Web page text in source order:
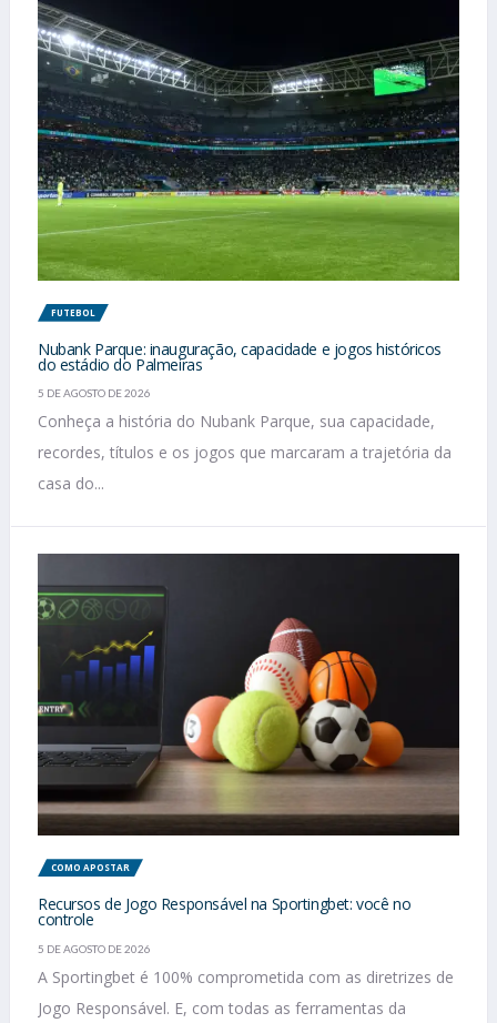
FUTEBOL
Nubank Parque: inauguração, capacidade e jogos históricos
do estádio do Palmeiras
5 DE AGOSTO DE 2026
Conheça a história do Nubank Parque, sua capacidade,
recordes, títulos e os jogos que marcaram a trajetória da
casa do...
COMO APOSTAR
Recursos de Jogo Responsável na Sportingbet: você no
controle
5 DE AGOSTO DE 2026
A Sportingbet é 100% comprometida com as diretrizes de
Jogo Responsável. E, com todas as ferramentas da